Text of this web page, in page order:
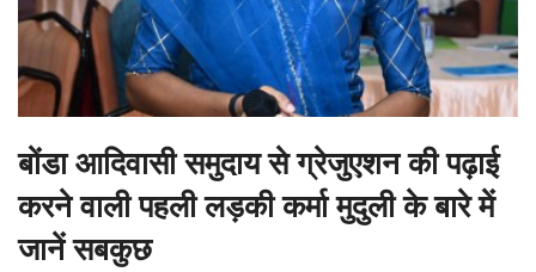
बोंडा आदिवासी समुदाय से ग्रेजुएशन की पढ़ाई
करने वाली पहली लड़की कर्मा मुदुली के बारे में
जानें सबकुछ